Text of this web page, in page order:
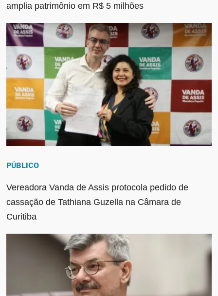
amplia patrimônio em R$ 5 milhões
PÚBLICO
Vereadora Vanda de Assis protocola pedido de
cassação de Tathiana Guzella na Câmara de
Curitiba